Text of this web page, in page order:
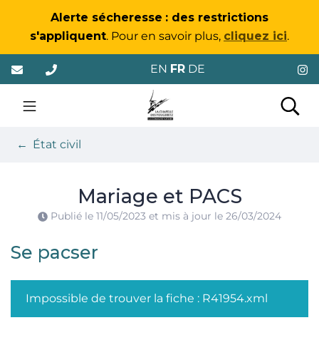
Alerte sécheresse : des restrictions
s'appliquent. Pour en savoir plus, cliquez ici.
Aller
au
contenu
EN FR DE
La Chapelle-des-
État civil
Mariage et PACS
Publié le 11/05/2023 et mis à jour le 26/03/2024
Se pacser
Impossible de trouver la fiche : R41954.xml